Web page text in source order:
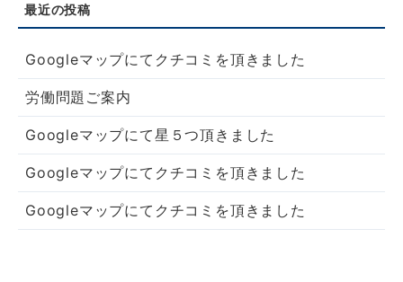
Googleマップにてクチコミを頂きました
労働問題ご案内
Googleマップにて星５つ頂きました
Googleマップにてクチコミを頂きました
Googleマップにてクチコミを頂きました